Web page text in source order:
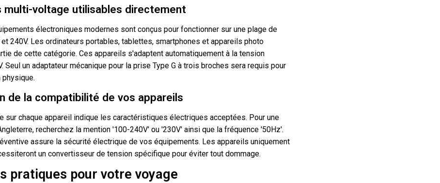
multi-voltage utilisables directement
électroniques modernes sont conçus pour fonctionner sur une plage de
240V. Les ordinateurs portables, tablettes, smartphones et appareils photo
de cette catégorie. Ces appareils s'adaptent automatiquement à la tension
Seul un adaptateur mécanique pour la prise Type G à trois broches sera requis pour
de la compatibilité de vos appareils
sur chaque appareil indique les caractéristiques électriques acceptées. Pour une
recherchez la mention '100-240V' ou '230V' ainsi que la fréquence '50Hz'.
assure la sécurité électrique de vos équipements. Les appareils uniquement
un convertisseur de tension spécifique pour éviter tout dommage.
pratiques pour votre voyage